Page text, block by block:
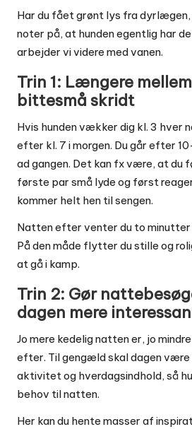
Har du fået grønt lys fra dyrlægen,
noter på, at hunden egentlig har
arbejder vi videre med vanen.
Trin 1: Længere
bittesmå skridt
Hvis hunden vækker dig kl. 3 hver
efter kl. 7 i morgen. Du går efter
ad gangen. Det kan fx være, at du
første par små lyde og først
kommer helt hen til sengen.
Natten efter venter du to minutter
På den måde flytter du stille og
at gå i kamp.
Trin 2: Gør
dagen mere
Jo mere kedelig natten er, jo
efter. Til gengæld skal dagen være
aktivitet og hverdagsindhold, så
behov til natten.
Her kan du hente masser af